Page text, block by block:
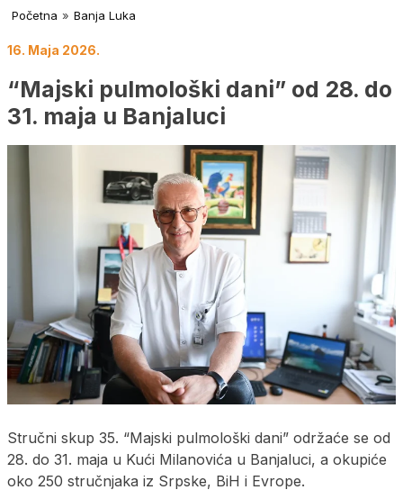
Početna » Banja Luka
16. Maja 2026.
“Majski pulmološki dani” od 28. do
31. maja u Banjaluci
Stručni skup 35. “Majski pulmološki dani” održaće se od
28. do 31. maja u Kući Milanovića u Banjaluci, a okupiće
oko 250 stručnjaka iz Srpske, BiH i Evrope.